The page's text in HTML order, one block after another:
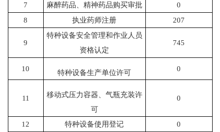
7
麻醉药品、精神药品购买审批
0
8
执业药师注册 207
9
特种设备安全管理和作业人员
资格认定
745
10 特种设备生产单位许可 0
11
移动式压力容器、气瓶充装许
可
0
12 特种设备使用登记
0